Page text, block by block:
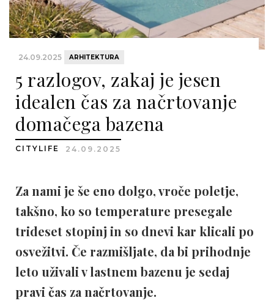
24.09.2025 ARHITEKTURA
5 razlogov, zakaj je jesen
idealen čas za načrtovanje
domačega bazena
CITYLIFE 24.09.2025
Za nami je še eno dolgo, vroče poletje,
takšno, ko so temperature presegale
trideset stopinj in so dnevi kar klicali po
osvežitvi. Če razmišljate, da bi prihodnje
leto uživali v lastnem bazenu je sedaj
pravi čas za načrtovanje.